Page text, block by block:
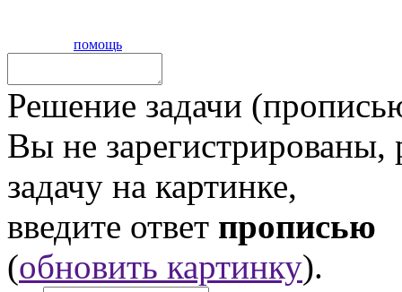
помощь
Решение задачи
Вы не
задачу на картинке,
введите ответ прописью
(обновить картинку).